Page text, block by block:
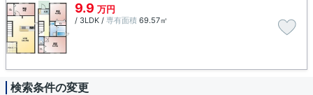
9.9 万円
/ 3LDK / 専有面積 69.57㎡
検索条件の変更